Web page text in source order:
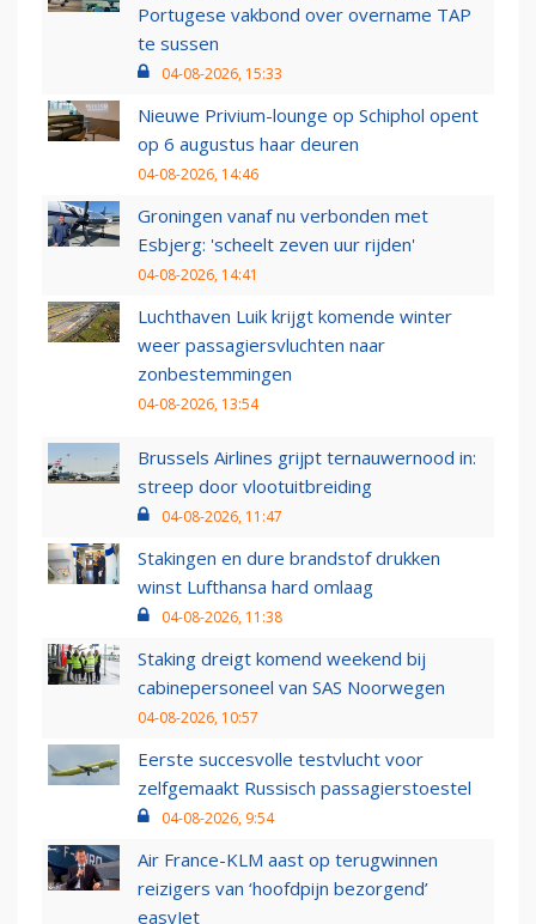
Portugese vakbond over overname TAP
te sussen
04-08-2026, 15:33
Nieuwe Privium-lounge op Schiphol opent
op 6 augustus haar deuren
04-08-2026, 14:46
Groningen vanaf nu verbonden met
Esbjerg: 'scheelt zeven uur rijden'
04-08-2026, 14:41
Luchthaven Luik krijgt komende winter
weer passagiersvluchten naar
zonbestemmingen
04-08-2026, 13:54
Brussels Airlines grijpt ternauwernood in:
streep door vlootuitbreiding
04-08-2026, 11:47
Stakingen en dure brandstof drukken
winst Lufthansa hard omlaag
04-08-2026, 11:38
Staking dreigt komend weekend bij
cabinepersoneel van SAS Noorwegen
04-08-2026, 10:57
Eerste succesvolle testvlucht voor
zelfgemaakt Russisch passagierstoestel
04-08-2026, 9:54
Air France-KLM aast op terugwinnen
reizigers van ‘hoofdpijn bezorgend’
easyJet